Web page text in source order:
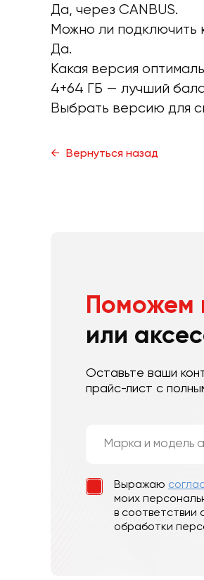
Да, через CANBUS.
Можно ли подключить
Да.
Какая версия
4+64 ГБ — лучший
Выбрать версию для
Вернуться назад
Поможем
или
Оставьте ваши
прайс-лист с
Выражаю
моих
в соответствии
обработки